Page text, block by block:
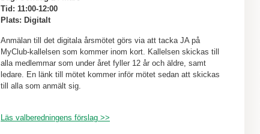
Tid: 11:00-12:00
Plats: Digitalt
Anmälan till det digitala årsmötet görs via att tacka JA på
MyClub-kallelsen som kommer inom kort. Kallelsen skickas till
alla medlemmar som under året fyller 12 år och äldre, samt
ledare. En länk till mötet kommer inför mötet sedan att skickas
till alla som anmält sig.
Läs valberedningens förslag >>